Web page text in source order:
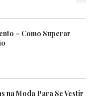
– Como Superar
na Moda Para Se Vestir